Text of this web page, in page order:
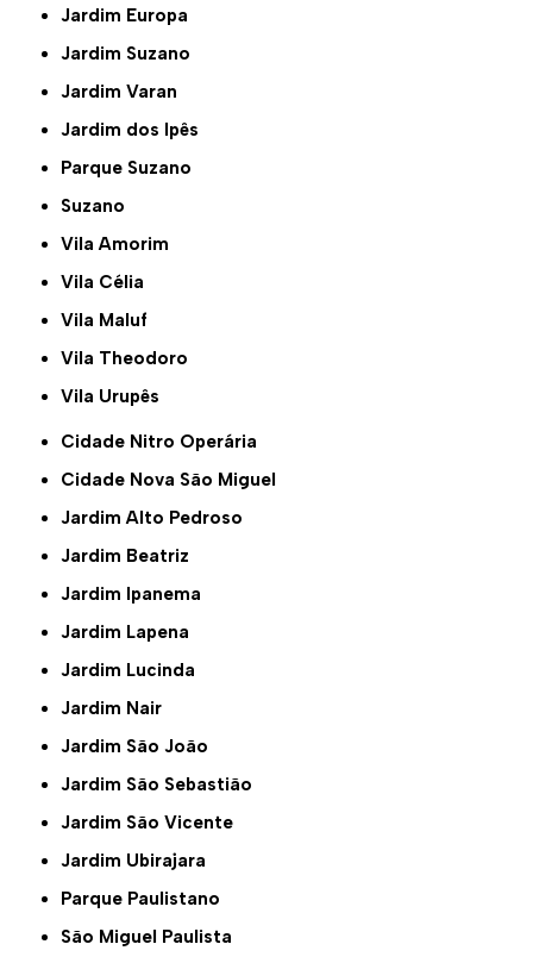
Jardim Europa
Jardim Suzano
Jardim Varan
Jardim dos Ipês
Parque Suzano
Suzano
Vila Amorim
Vila Célia
Vila Maluf
Vila Theodoro
Vila Urupês
Cidade Nitro Operária
Cidade Nova São Miguel
Jardim Alto Pedroso
Jardim Beatriz
Jardim Ipanema
Jardim Lapena
Jardim Lucinda
Jardim Nair
Jardim São João
Jardim São Sebastião
Jardim São Vicente
Jardim Ubirajara
Parque Paulistano
São Miguel Paulista